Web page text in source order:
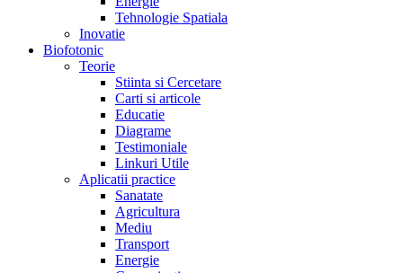
Tehnologie Spatiala
Inovatie
Biofotonic
Teorie
Stiinta si Cercetare
Carti si articole
Educatie
Diagrame
Testimoniale
Linkuri Utile
Aplicatii practice
Sanatate
Agricultura
Mediu
Transport
Energie